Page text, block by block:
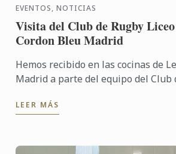
EVENTOS, NOTICIAS
Visita del Club de Rugby
Cordon Bleu Madrid
Hemos recibido en las cocinas de
Madrid a parte del equipo del Club
especial junto a ...
LEER MÁS